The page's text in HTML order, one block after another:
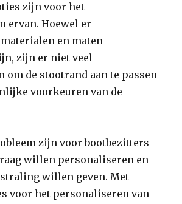
zijn voor het
ervan. Hoewel er
en maten
zijn er niet veel
om de stootrand aan te passen
voorkeuren van de
zijn voor bootbezitters
willen personaliseren en
willen geven. Met
voor het personaliseren van